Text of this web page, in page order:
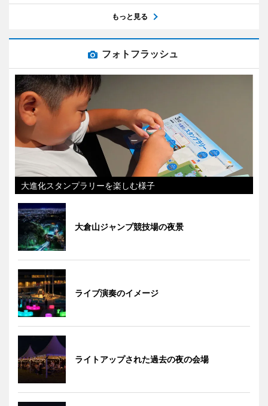
もっと見る
フォトフラッシュ
大進化スタンプラリーを楽しむ様子
大倉山ジャンプ競技場の夜景
ライブ演奏のイメージ
ライトアップされた過去の夜の会場